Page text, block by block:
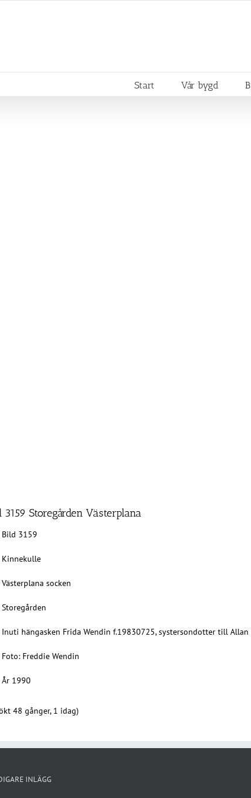
Start Vår bygd
3159 Storegården Västerplana
Bild 3159
Kinnekulle
Västerplana socken
Storegården
Inuti hängasken Frida Wendin f.19830725, systersondotter till
Foto: Freddie Wendin
År 1990
48 gånger, 1 idag)
INLÄGG